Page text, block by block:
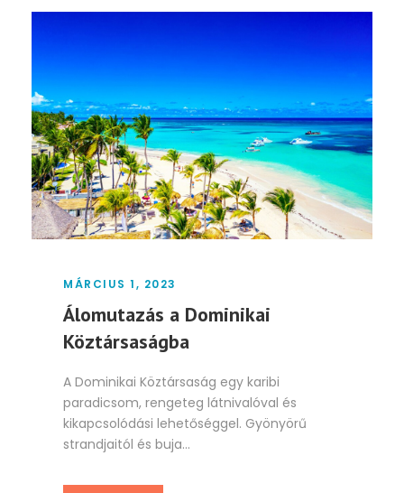
MÁRCIUS 1, 2023
Álomutazás a Dominikai
Köztársaságba
A Dominikai Köztársaság egy karibi
paradicsom, rengeteg látnivalóval és
kikapcsolódási lehetőséggel. Gyönyörű
strandjaitól és buja...